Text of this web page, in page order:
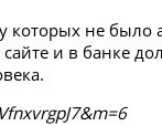
которых не
и в банке